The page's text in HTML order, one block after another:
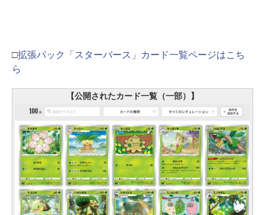
□拡張パック「スターバース」カード一覧ページはこち
ら
【公開されたカード一覧（一部）】